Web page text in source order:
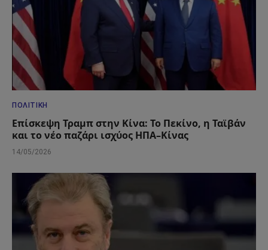
ΠΟΛΙΤΙΚΉ
Επίσκεψη Τραμπ στην Κίνα: Το Πεκίνο, η Ταϊβάν
και το νέο παζάρι ισχύος ΗΠΑ–Κίνας
14/05/2026